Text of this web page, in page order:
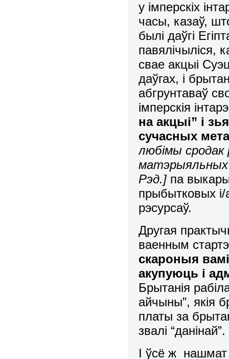
у імперскіх
часы, казаў,
былі даўгі
павялічыліся,
свае акцыі
даўгах, і
абгрунтаваў
імперскія
на акцыі” і
сучасных
любімы сродак
матэрыяльных
Рэд.] па
прыбытковых і/
рэсурсаў.
Другая
ваенным
скароныя
акупуюць і
Брытанія
айчыны”, якія
платы за
звалі “данінай”.
І ўсё ж нашмат